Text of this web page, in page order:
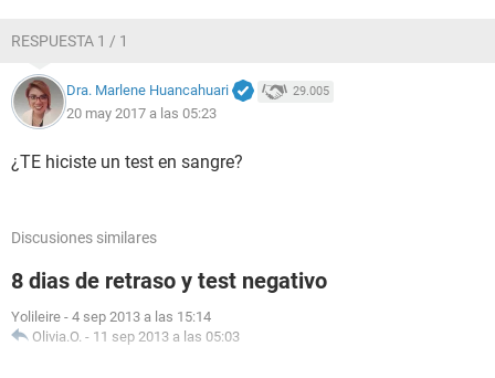
RESPUESTA 1 / 1
Dra. Marlene Huancahuari 29.005
20 may 2017 a las 05:23
¿TE hiciste un test en sangre?
Discusiones similares
8 dias de retraso y test negativo
Yolileire - 4 sep 2013 a las 15:14
Olivia.O. - 11 sep 2013 a las 05:03